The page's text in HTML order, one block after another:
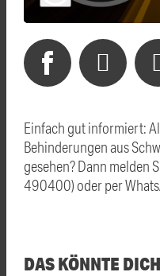
Einfach gut informiert:
Behinderungen aus
gesehen? Dann melden
490400) oder per
DAS KÖNNTE